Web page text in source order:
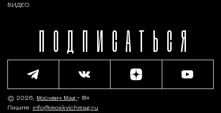
ПОДПИСАТЬСЯ
ВИДЕО
© 2026, Москвич Mag • 18+
Пишите: info@moskvichmag.ru